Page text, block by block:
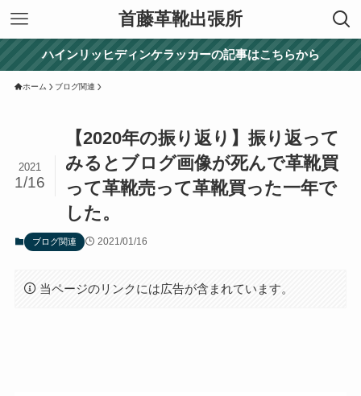
首藤革靴出張所
ハインリッヒディンケラッカーの記事はこちらから
ホーム ブログ関連
【2020年の振り返り】振り返って
みるとブログ画像が死んで革靴買
って革靴売って革靴買った一年で
した。
2021
1/16
ブログ関連 2021/01/16
当ページのリンクには広告が含まれています。